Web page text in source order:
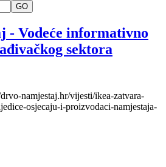
GO
- Vodeće informativno
sektora
namjestaj.hr/vijesti/ikea-zatvara-
osjecaju-i-proizvodaci-namjestaja-